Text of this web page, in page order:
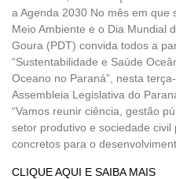
a Agenda 2030 No mês em que
Meio Ambiente e o Dia Mundial
Goura (PDT) convida todos a
“Sustentabilidade e Saúde
Oceano no Paraná”, nesta
Assembleia Legislativa do
“Vamos reunir ciência, gestão
setor produtivo e sociedade
concretos para o
CLIQUE AQUI E SAIBA MAIS